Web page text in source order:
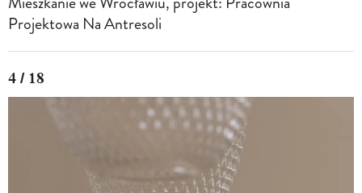
Projektowa Na Antresoli
4 / 18